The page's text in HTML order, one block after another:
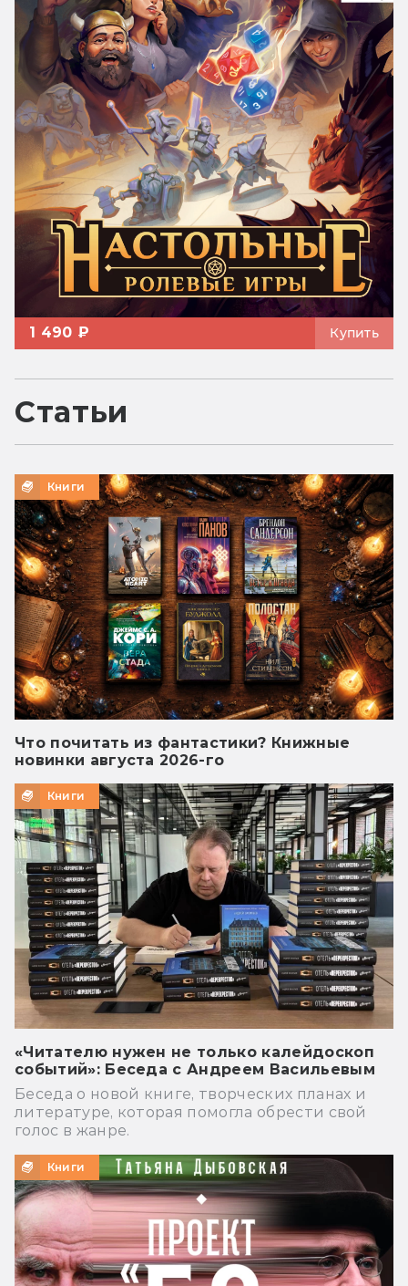
1 490 ₽ Купить
Статьи
Книги
Что почитать из фантастики? Книжные
новинки августа 2026-го
Книги
«Читателю нужен не только калейдоскоп
событий»: Беседа с Андреем Васильевым
Беседа о новой книге, творческих планах и
литературе, которая помогла обрести свой
голос в жанре.
Книги